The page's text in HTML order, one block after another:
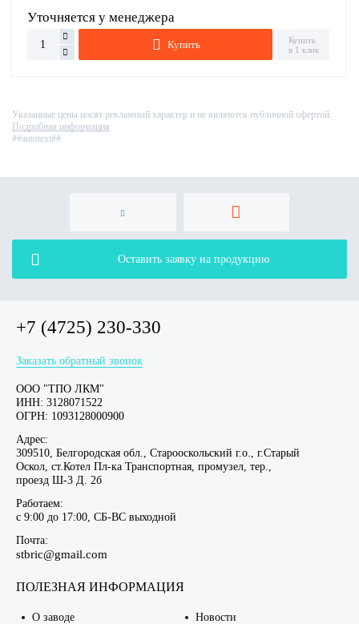
Уточняется у менеджера
Купить
Купить
в 1 клик
Указанные цены носят рекламный характер и не являются публичной офертой.
Подробная информация
##autotext##
Оставить заявку на продукцию
+7 (4725) 230-330
Заказать обратный звонок
ООО "ТПО ЛКМ"
ИНН: 3128071522
ОГРН: 1093128000900
Адрес:
309510, Белгородская обл., Старооскольский г.о., г.Старый
Оскол, ст.Котел Пл-ка Транспортная, промузел, тер.,
проезд Ш-3 Д. 2б
Работаем:
c 9:00 до 17:00, СБ-ВС выходной
Почта:
stbric@gmail.com
ПОЛЕЗНАЯ ИНФОРМАЦИЯ
О заводе Новости